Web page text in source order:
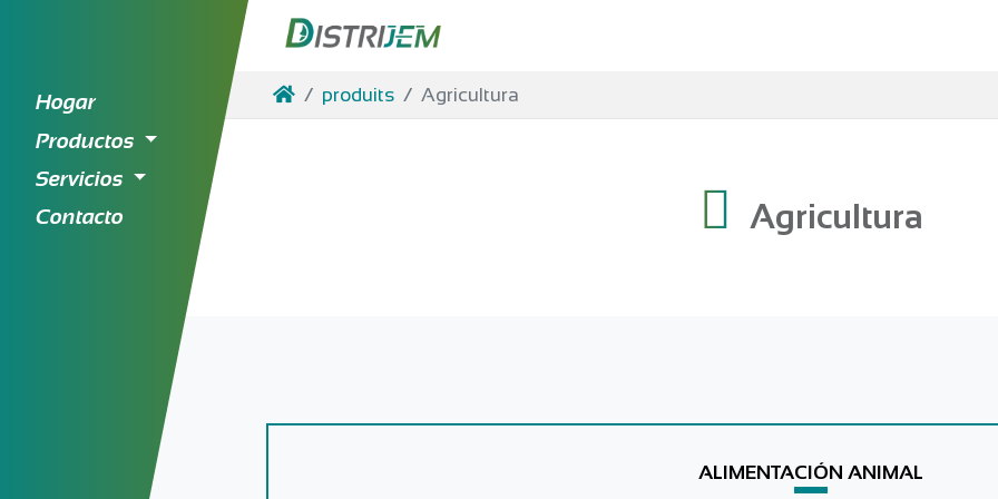
Acceder al contenido
Hogar
Productos
Servicios
Contacto
Hogarproduits Agricultura
Agricultura
ALIMENTACIÓN ANIMAL